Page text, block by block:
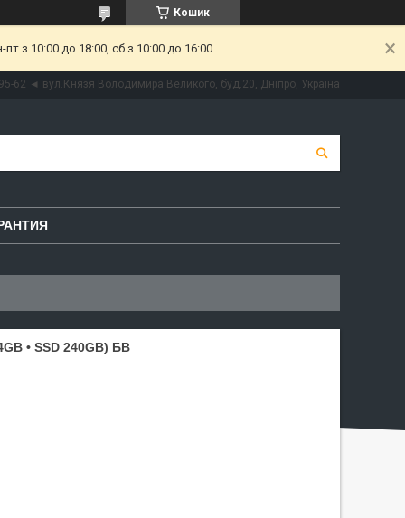
Кошик
з 10:00 до 18:00, сб з 10:00 до 16:00.
62 ◄ вул.Князя Володимира Великого, буд.20, Дніпро, Україна
• SSD 240GB) БВ